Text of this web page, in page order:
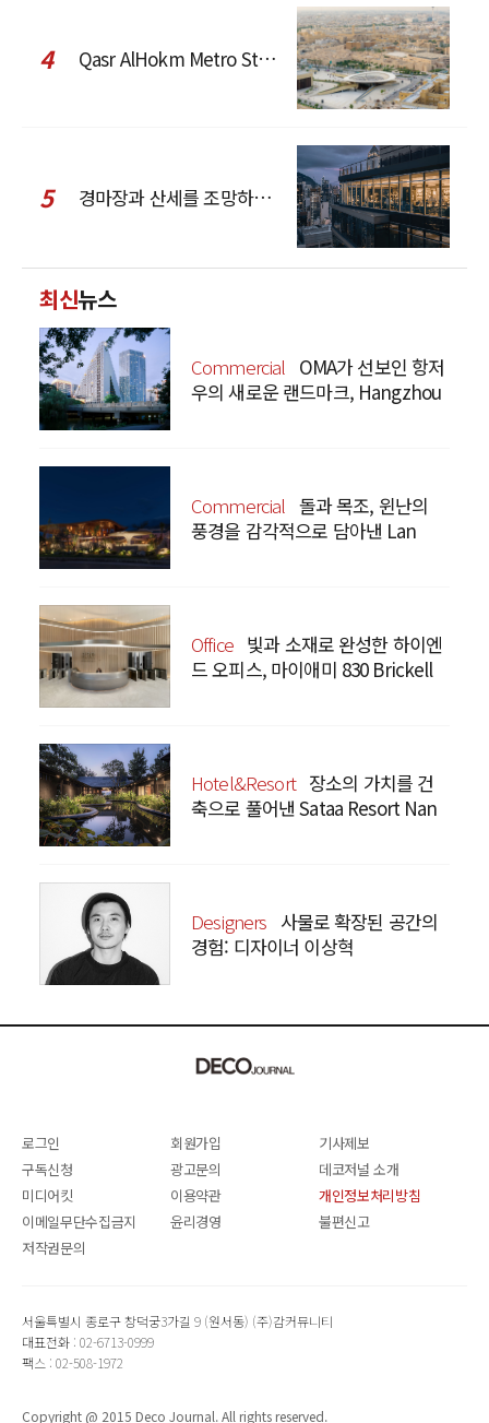
4 Qasr AlHokm Metro Station, 구도심과 현대 공공 인프라의 접점을 제안하다
5 경마장과 산세를 조망하는 CCD Hong Kong Creative Center
최신뉴스
Commercial OMA가 선보인 항저
우의 새로운 랜드마크, Hangzhou
Commercial 돌과 목조, 윈난의
풍경을 감각적으로 담아낸 Lan
Office 빛과 소재로 완성한 하이엔
드 오피스, 마이애미 830 Brickell
Hotel&Resort 장소의 가치를 건
축으로 풀어낸 Sataa Resort Nan
Designers 사물로 확장된 공간의
경험: 디자이너 이상혁
로그인 회원가입
기사제보
구독신청
광고문의
데코저널 소개
미디어킷
이용약관
개인정보처리방침
이메일무단수집금지
윤리경영
불편신고
저작권문의
서울특별시 종로구 창덕궁3가길 9 (원서동) (주)감커뮤니티
대표전화 : 02-6713-0999
팩스 : 02-508-1972
Copyright @ 2015 Deco Journal. All rights reserved.